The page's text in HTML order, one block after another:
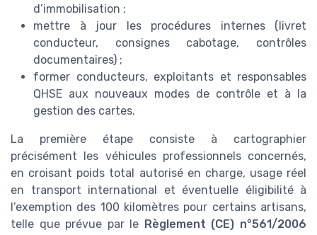
d’immobilisation ;
mettre à jour les procédures internes (livret
conducteur, consignes cabotage, contrôles
documentaires) ;
former conducteurs, exploitants et responsables
QHSE aux nouveaux modes de contrôle et à la
gestion des cartes.
La première étape consiste à cartographier
précisément les véhicules professionnels concernés,
en croisant poids total autorisé en charge, usage réel
en transport international et éventuelle éligibilité à
l’exemption des 100 kilomètres pour certains artisans,
telle que prévue par le Règlement (CE) n°561/2006